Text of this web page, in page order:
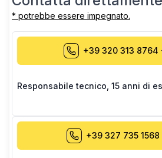
* potrebbe essere impegnato.
+39 320 313 8764
Responsabile tecnico 15 anni di
+39 327 735 1568